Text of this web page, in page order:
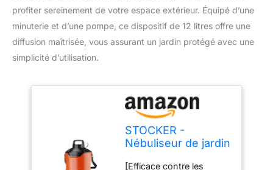
profiter sereinement de votre espace extérieur. Équipé d’une
minuterie et d’une pompe, ce dispositif de 12 litres offre une
diffusion maîtrisée, vous assurant un jardin protégé avec une
simplicité d’utilisation.
STOCKER -
Nébuliseur de jardin
[Efficace contre les